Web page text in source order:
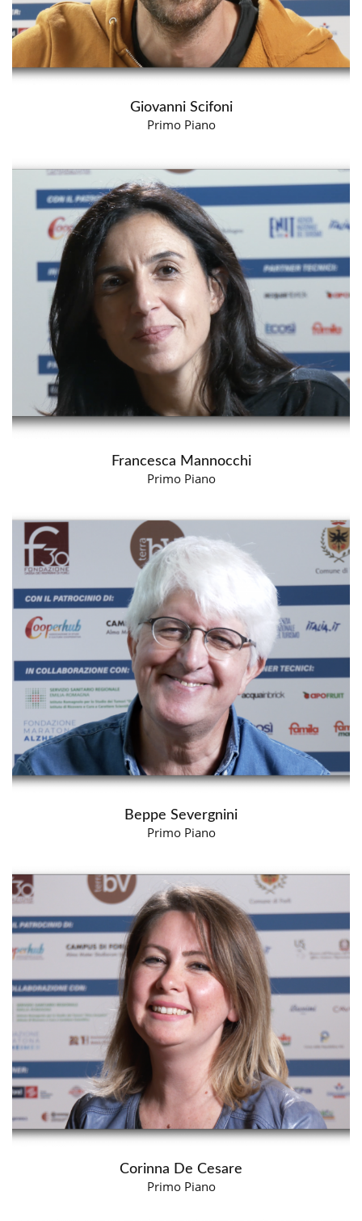
Giovanni Scifoni
Primo Piano
Francesca Mannocchi
Primo Piano
Beppe Severgnini
Primo Piano
Corinna De Cesare
Primo Piano